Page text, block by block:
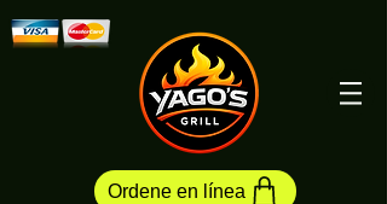
Ordene en línea